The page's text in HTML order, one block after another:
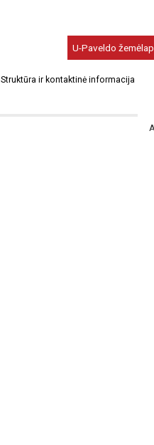
U-Paveldo
Struktūra ir kontaktinė informacija